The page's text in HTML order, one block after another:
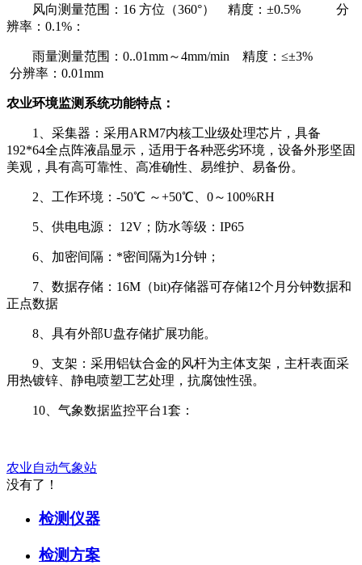
风向测量范围：16 方位（360°） 精度：±0.5% 分
辨率：0.1%：
雨量测量范围：0..01mm～4mm/min 精度：≤±3%
分辨率：0.01mm
农业环境监测系统功能特点：
1、采集器：采用ARM7内核工业级处理芯片，具备
192*64全点阵液晶显示，适用于各种恶劣环境，设备外形坚固
美观，具有高可靠性、高准确性、易维护、易备份。
2、工作环境：-50℃ ～+50℃、0～100%RH
5、供电电源： 12V；防水等级：IP65
6、加密间隔：*密间隔为1分钟；
7、数据存储：16M（bit)存储器可存储12个月分钟数据和
正点数据
8、具有外部U盘存储扩展功能。
9、支架：采用铝钛合金的风杆为主体支架，主杆表面采
用热镀锌、静电喷塑工艺处理，抗腐蚀性强。
10、气象数据监控平台1套：
农业自动气象站
没有了！
检测仪器
检测方案